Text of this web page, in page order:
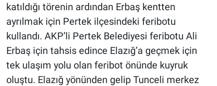
katıldığı törenin ardından Erbaş kentten
ayrılmak için Pertek ilçesindeki feribotu
kullandı. AKP’li Pertek Belediyesi feribotu Ali
Erbaş için tahsis edince Elazığ’a geçmek için
tek ulaşım yolu olan feribot önünde kuyruk
oluştu. Elazığ yönünden gelip Tunceli merkez